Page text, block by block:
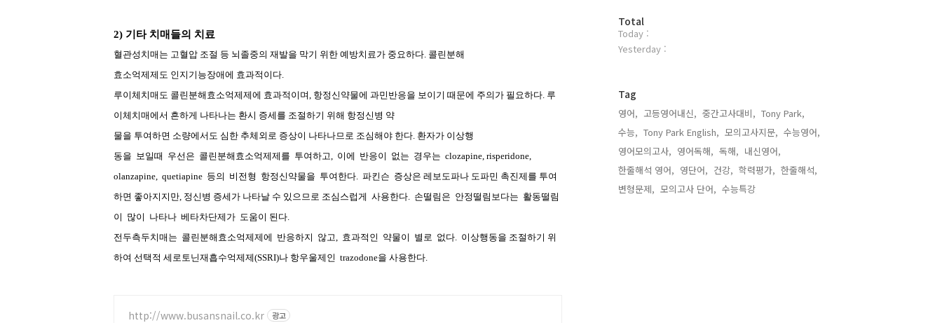
2) 기타 치매들의 치료
혈관성치매는 고혈압 조절 등 뇌졸중의 재발을 막기 위한 예방치료가 중요하다. 콜린분해
효소억제제도 인지기능장애에 효과적이다.
루이체치매도 콜린분해효소억제제에 효과적이며, 항정신약물에 과민반응을 보이기 때문에 주의가 필요하다. 루
이체치매에서 흔하게 나타나는 환시 증세를 조절하기 위해 항정신병 약
물을 투여하면 소량에서도 심한 추체외로 증상이 나타나므로 조심해야 한다. 환자가 이상행
동을 보일때 우선은 콜린분해효소억제제를 투여하고, 이에 반응이 없는 경우는 clozapine, risperidone,
olanzapine, quetiapine 등의 비전형 항정신약물을 투여한다. 파킨슨 증상은 레보도파나 도파민 촉진제를 투여
하면 좋아지지만, 정신병 증세가 나타날 수 있으므로 조심스럽게 사용한다. 손떨림은 안정떨림보다는 활동떨림
이 많이 나타나 베타차단제가 도움이 된다.
전두측두치매는 콜린분해효소억제제에 반응하지 않고, 효과적인 약물이 별로 없다. 이상행동을 조절하기 위
하여 선택적 세로토닌재흡수억제제(SSRI)나 항우울제인 trazodone을 사용한다.
http://www.busansnail.co.kr 광고
방
문
자
Total
Today :
Yesterday :
Tag
영어, 고등영어내신, 중간고사대비, Tony Park,
수능, Tony Park English, 모의고사지문, 수능영어,
영어모의고사, 영어독해, 독해, 내신영어,
한줄해석 영어, 영단어, 건강, 학력평가, 한줄해석,
변형문제, 모의고사 단어, 수능특강,